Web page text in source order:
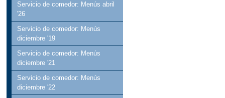
Servicio de comedor: Menús abril
'26
Servicio de comedor: Menús
diciembre '19
Servicio de comedor: Menús
diciembre '21
Servicio de comedor: Menús
diciembre '22